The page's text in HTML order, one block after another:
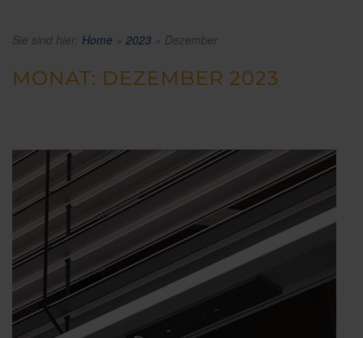
Sie sind hier: Home » 2023 » Dezember
MONAT: DEZEMBER 2023